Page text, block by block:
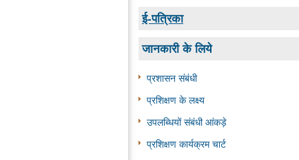
ई-पत्रिका
जानकारी के लिये
प्रशासन संबंधी
प्रशिक्षण के लक्ष्‍य
उपलब्धियों संबंधी आंकड़े
प्रशिक्षण कार्यक्रम चार्ट